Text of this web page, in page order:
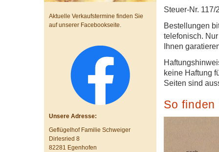
Aktuelle Verkaufstermine finden Sie
auf unserer Facebookseite.
Unsere Adresse:
Geflügelhof Familie Schweiger
Dirlesried 8
82281 Egenhofen
Steuer-Nr. 117/
Bestellungen
telefonisch.
Ihnen
keine Haftung
Seiten sind
So